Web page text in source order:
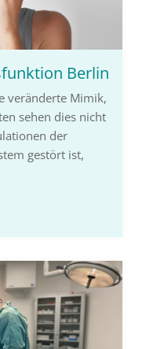
Berlin
veränderte Mimik,
sehen dies nicht
der
gestört ist,